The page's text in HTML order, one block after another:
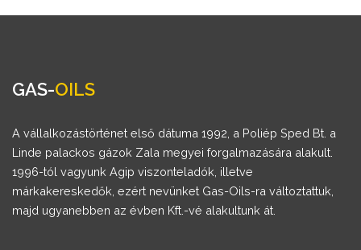
GAS-OILS
A vállalkozástörténet első dátuma 1992, a Poliép Sped Bt. a
Linde palackos gázok Zala megyei forgalmazására alakult.
1996-tól vagyunk Agip viszonteladók, illetve
márkakereskedők, ezért nevünket Gas-Oils-ra változtattuk,
majd ugyanebben az évben Kft.-vé alakultunk át.